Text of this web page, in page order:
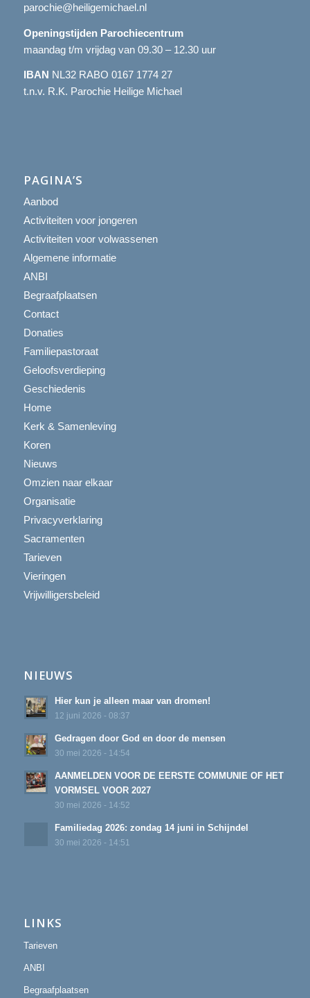
parochie@heiligemichael.nl
Openingstijden Parochiecentrum
maandag t/m vrijdag van 09.30 – 12.30 uur
IBAN NL32 RABO 0167 1774 27
t.n.v. R.K. Parochie Heilige Michael
PAGINA’S
Aanbod
Activiteiten voor jongeren
Activiteiten voor volwassenen
Algemene informatie
ANBI
Begraafplaatsen
Contact
Donaties
Familiepastoraat
Geloofsverdieping
Geschiedenis
Home
Kerk & Samenleving
Koren
Nieuws
Omzien naar elkaar
Organisatie
Privacyverklaring
Sacramenten
Tarieven
Vieringen
Vrijwilligersbeleid
NIEUWS
Hier kun je alleen maar van dromen!
12 juni 2026 - 08:37
Gedragen door God en door de mensen
30 mei 2026 - 14:54
AANMELDEN VOOR DE EERSTE COMMUNIE OF HET
VORMSEL VOOR 2027
30 mei 2026 - 14:52
Familiedag 2026: zondag 14 juni in Schijndel
30 mei 2026 - 14:51
LINKS
Tarieven
ANBI
Begraafplaatsen